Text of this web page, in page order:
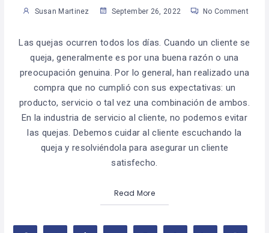
Susan Martinez September 26, 2022 No Comment
Las quejas ocurren todos los días. Cuando un cliente se
queja, generalmente es por una buena razón o una
preocupación genuina. Por lo general, han realizado una
compra que no cumplió con sus expectativas: un
producto, servicio o tal vez una combinación de ambos.
En la industria de servicio al cliente, no podemos evitar
las quejas. Debemos cuidar al cliente escuchando la
queja y resolviéndola para asegurar un cliente
satisfecho.
Read More